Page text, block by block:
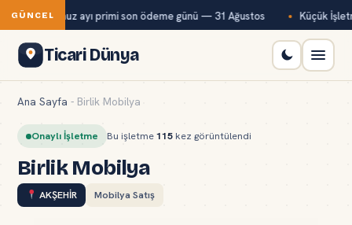
GÜNCEL
Kur temmuz ayı primi son ödeme günü — 31 Ağustos Küçük
Ticari Dünya
Ana Sayfa - Birlik Mobilya
Onaylı İşletme Bu işletme115 kez görüntülendi
Birlik Mobilya
AKŞEHİR Mobilya Satış